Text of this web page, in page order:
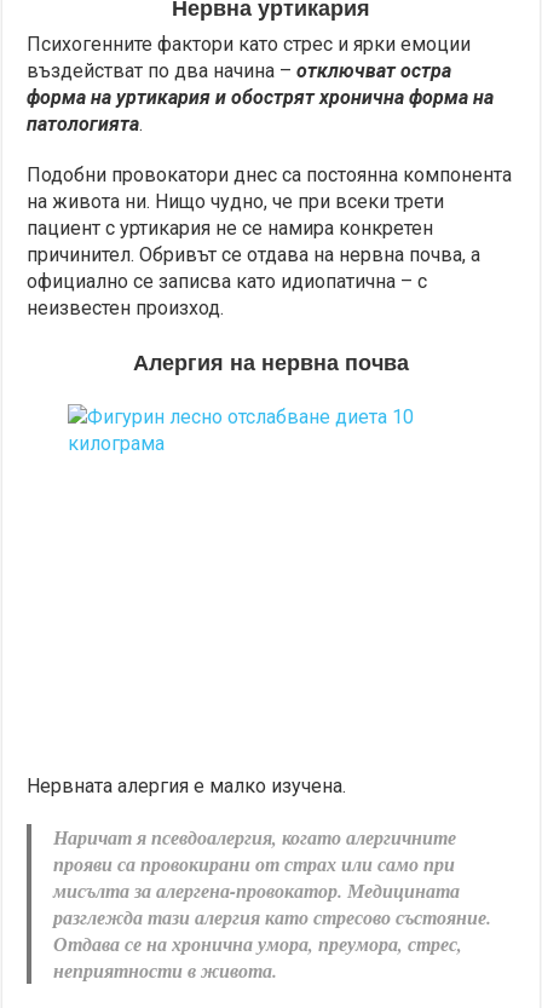
Нервна уртикария
Психогенните фактори като стрес и ярки емоции
въздействат по два начина –отключват остра
форма на уртикария и обострят хронична форма на
патологията.
Подобни провокатори днес са постоянна компонента
на живота ни. Нищо чудно, че при всеки трети
пациент с уртикария не се намира конкретен
причинител. Обривът се отдава на нервна почва, а
официално се записва като идиопатична – с
неизвестен произход.
Алергия на нервна почва
Нервната алергия е малко изучена.
Наричат япсевдоалергия, когато алергичните
прояви са провокирани от страх или само при
мисълта за алергена-провокатор. Медицината
разглежда тази алергия като стресово състояние.
Отдава се на хронична умора, преумора, стрес,
неприятности в живота.